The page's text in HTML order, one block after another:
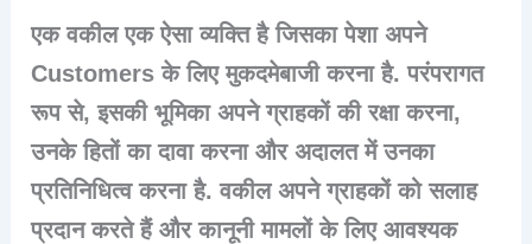
एक वकील एक ऐसा व्यक्ति है जिसका पेशा अपने
Customers के लिए मुकदमेबाजी करना है. परंपरागत
रूप से, इसकी भूमिका अपने ग्राहकों की रक्षा करना,
उनके हितों का दावा करना और अदालत में उनका
प्रतिनिधित्व करना है. वकील अपने ग्राहकों को सलाह
प्रदान करते हैं और कानूनी मामलों के लिए आवश्यक